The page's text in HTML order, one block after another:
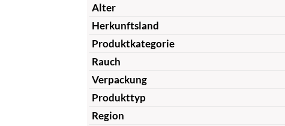
Alter
Herkunftsland
Produktkategorie
Rauch
Verpackung
Produkttyp
Region